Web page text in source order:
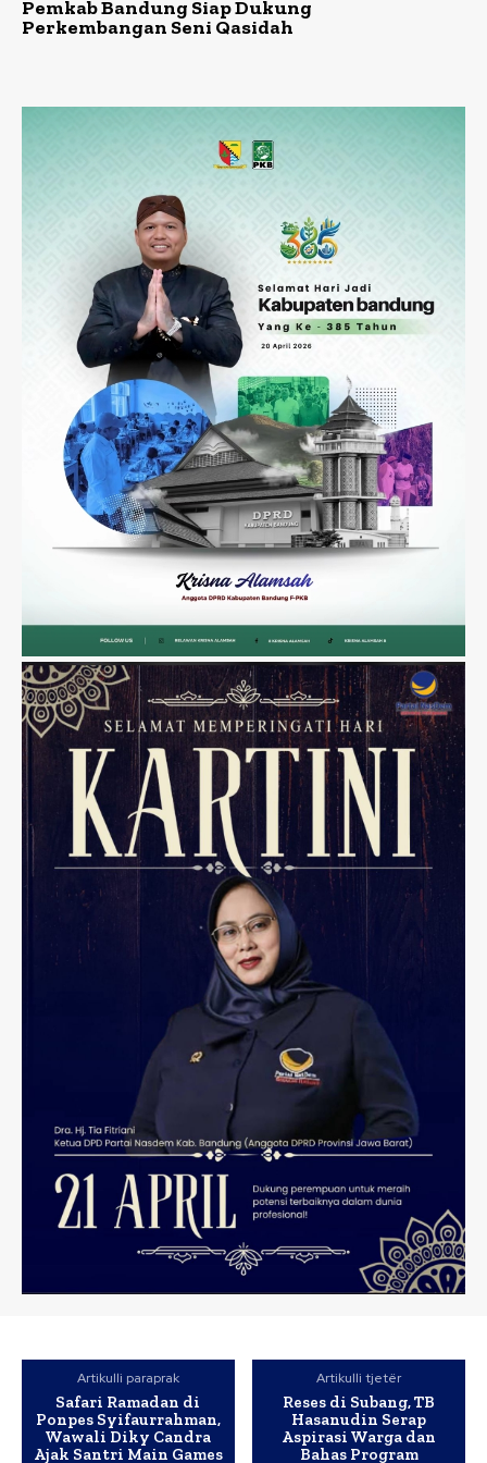
Pemkab Bandung Siap Dukung
Perkembangan Seni Qasidah
Artikulli paraprak
Safari Ramadan di
Ponpes Syifaurrahman,
Wawali Diky Candra
Ajak Santri Main Games
Artikulli tjetër
Reses di Subang, TB
Hasanudin Serap
Aspirasi Warga dan
Bahas Program